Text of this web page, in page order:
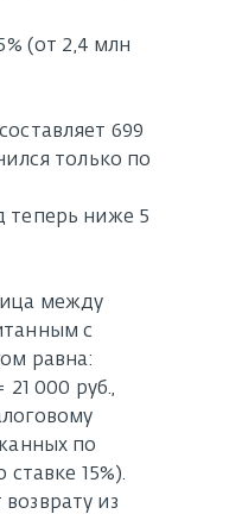
(от 2,4 млн
699
только по
теперь ниже 5
между
с
равна:
000 руб.,
по
ставке 15%).
из